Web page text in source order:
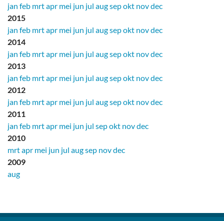
jan feb mrtapr mei jun jul augsepokt novdec
2015
jan feb mrtapr mei jun jul augsepokt novdec
2014
jan feb mrtapr mei jun jul augsepokt novdec
2013
jan feb mrtapr mei jun jul augsepokt novdec
2012
jan feb mrtapr mei jun jul augsepokt novdec
2011
jan feb mrtapr mei jun jul sepokt novdec
2010
mrtapr mei jun jul augsep novdec
2009
aug